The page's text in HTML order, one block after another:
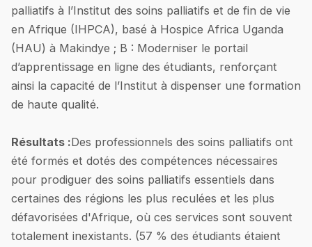
palliatifs à l’Institut des soins palliatifs et de fin de vie
en Afrique (IHPCA), basé à Hospice Africa Uganda
(HAU) à Makindye ; B : Moderniser le portail
d’apprentissage en ligne des étudiants, renforçant
ainsi la capacité de l’Institut à dispenser une formation
de haute qualité.
Résultats :Des professionnels des soins palliatifs ont
été formés et dotés des compétences nécessaires
pour prodiguer des soins palliatifs essentiels dans
certaines des régions les plus reculées et les plus
défavorisées d'Afrique, où ces services sont souvent
totalement inexistants. (57 % des étudiants étaient